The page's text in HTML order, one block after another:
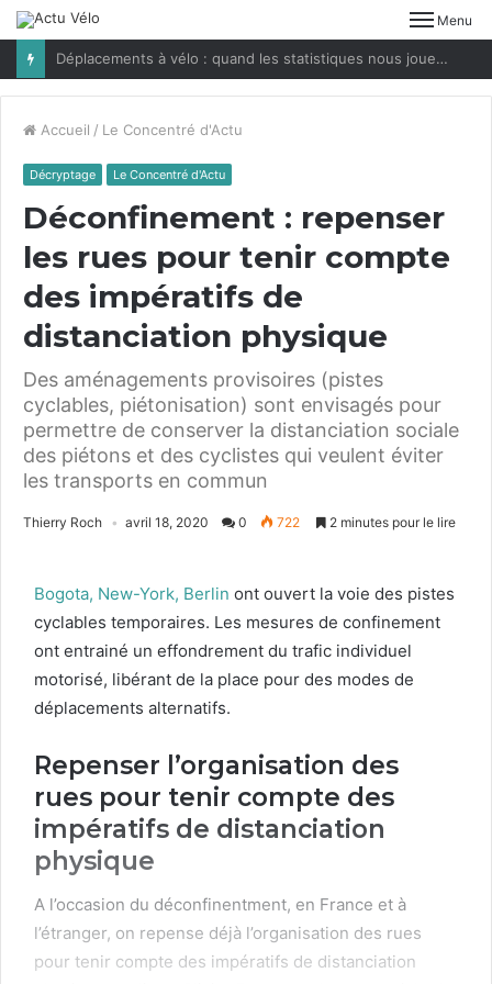
Menu
Déplacements à vélo : quand les statistiques nous jouent des tours
Accueil / Le Concentré d'Actu
Décryptage Le Concentré d'Actu
Déconfinement : repenser
les rues pour tenir compte
des impératifs de
distanciation physique
Des aménagements provisoires (pistes
cyclables, piétonisation) sont envisagés pour
permettre de conserver la distanciation sociale
des piétons et des cyclistes qui veulent éviter
les transports en commun
Thierry Roch avril 18, 2020 0 722 2 minutes pour le lire
Bogo­ta, New-York, Berlin ont ouvert la voie des pistes
cyclables tem­po­raires. Les mesures de con­fine­ment
ont entrainé un effon­drement du traf­ic indi­vidu­el
motorisé, libérant de la place pour des modes de
déplace­ments alter­nat­ifs.
Repenser l’organisation des
rues pour tenir compte des
impératifs de distanciation
physique
A l’occasion du décon­finent­ment, en France et à
l’étranger, on repense déjà l’organisation des rues
pour tenir compte des impérat­ifs de dis­tan­ci­a­tion